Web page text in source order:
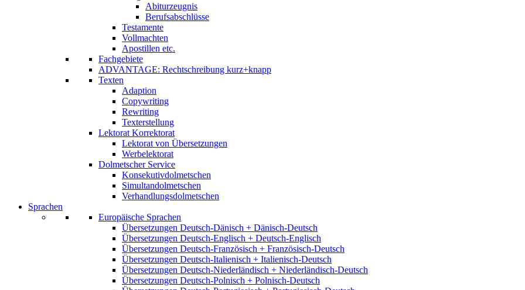
Abiturzeugnis
Berufsabschlüsse
Testamente
Vollmachten
Apostillen etc.
Fachgebiete
ADVANTAGE: Rechtschreibung kurz+knapp
Texten
Adaption
Copywriting
Rewriting
Texterstellung
Lektorat Korrektorat
Lektorat von Übersetzungen
Werbelektorat
Dolmetscher Service
Konsekutivdolmetschen
Simultandolmetschen
Verhandlungsdolmetschen
Sprachen
Europäische Sprachen
Übersetzungen Deutsch-Dänisch + Dänisch-Deutsch
Übersetzungen Deutsch-Englisch + Deutsch-Englisch
Übersetzungen Deutsch-Französisch + Französisch-Deutsch
Übersetzungen Deutsch-Italienisch + Italienisch-Deutsch
Übersetzungen Deutsch-Niederländisch + Niederländisch-Deutsch
Übersetzungen Deutsch-Polnisch + Polnisch-Deutsch